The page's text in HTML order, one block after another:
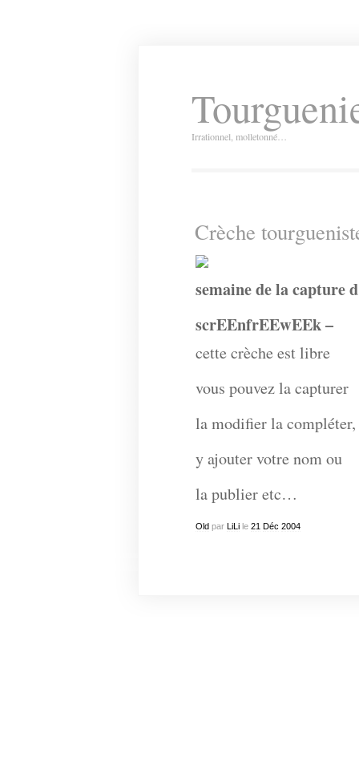
Irrationnel, molletonné…
Crèche
semaine de la capture
scrEEnfrEEwEEk –
cette crèche est libre
vous pouvez la capturer
la modifier la compléter,
y ajouter votre nom ou
la publier etc…
Oldpar LiLile 21 Déc 2004